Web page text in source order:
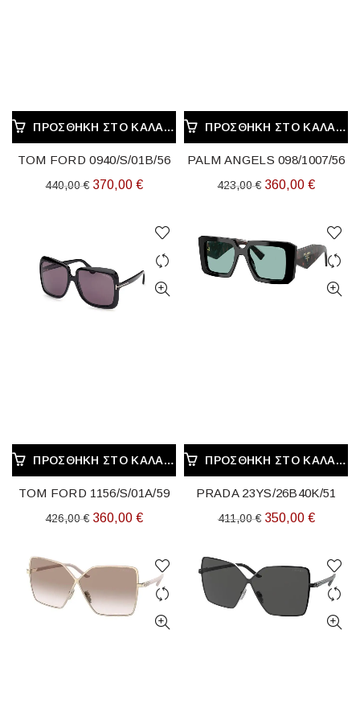
ΠΡΟΣΘΉΚΗ ΣΤΟ ΚΑΛΆΘΙ
TOM FORD 0940/S/01B/56
440,00€ Original
370,00 €Η
τιμή
είναι:
370,00 €.
ΠΡΟΣΘΉΚΗ ΣΤΟ ΚΑΛΆΘΙ
PALM ANGELS 098/1007/56
423,00€ Original
423,00 €.
360,00 €Η
τιμή
είναι:
360,00
ΠΡΟΣΘΉΚΗ ΣΤΟ ΚΑΛΆΘΙ
TOM FORD 1156/S/01A/59
426,00€ Original
426,00 €.
360,00 €Η
τιμή
είναι:
360,00 €.
ΠΡΟΣΘΉΚΗ ΣΤΟ ΚΑΛΆΘΙ
PRADA 23YS/26B40K/51
411,00€ Original
411,00 €.
350,00 €Η
τιμή
είναι:
350,00